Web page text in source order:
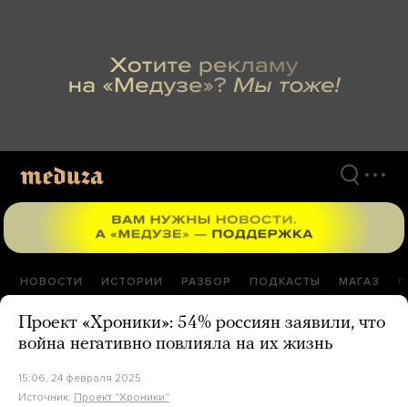
НОВОСТИ ИСТОРИИ РАЗБОР ПОДКАСТЫ МАГАЗ
Проект «Хроники»: 54% россиян заявили, что
война негативно повлияла на их жизнь
15:06, 24 февраля 2025
Источник: Проект "Хроники"